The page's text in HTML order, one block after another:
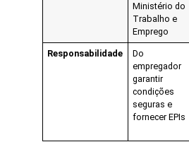
Ministério do
Trabalho e
Emprego
Responsabilidade
Do
empregador
garantir
condições
seguras e
fornecer EPIs